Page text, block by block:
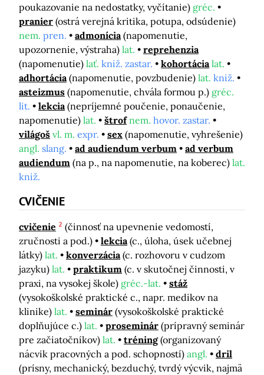
poukazovanie na nedostatky, vyčítanie) gréc.
pranier (ostrá verejná kritika, potupa, odsúdenie)
nem. pren. admonícia (napomenutie,
upozornenie, výstraha) lat.
reprehenzia
(napomenutie) lať. kniž. zastar. kohortácia lat.
adhortácia (napomenutie, povzbudenie) lat. kniž.
asteizmus (napomenutie, chvála formou p.) gréc.
lit.
lekcia (nepríjemné poučenie, ponaučenie,
napomenutie) lat. štrof nem. hovor. zastar.
világoš vl. m. expr. sex (napomenutie, vyhrešenie)
angl. slang. ad audiendum verbum
ad verbum
audiendum (na p., na napomenutie, na koberec) lat.
kniž.
CVIČENIE
cvičenie 2 (činnosť na upevnenie vedomostí,
zručnosti a pod.)
lekcia (c., úloha, úsek učebnej
látky) lat. konverzácia (c. rozhovoru v cudzom
jazyku) lat. praktikum (c. v skutočnej činnosti, v
praxi, na vysokej škole) gréc.-lat.
stáž
(vysokoškolské praktické c., napr. medikov na
klinike) lat. seminár (vysokoškolské praktické
doplňujúce c.) lat. proseminár (prípravný seminár
pre začiatočníkov) lat. tréning (organizovaný
nácvik pracovných a pod. schopností) angl.
dril
(prísny, mechanický, bezduchý, tvrdý výcvik, najmä